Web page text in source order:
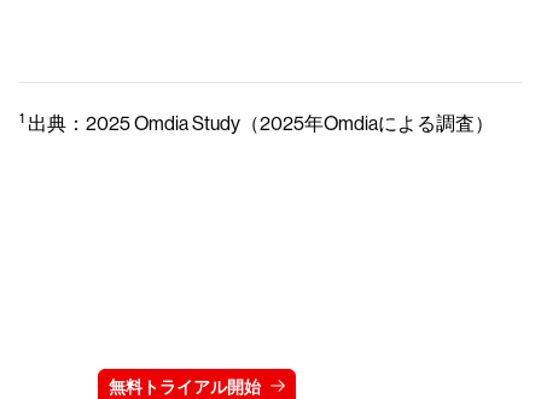
1 出典：2025 Omdia Study（2025年Omdiaによる調査）
無料トライアル開始